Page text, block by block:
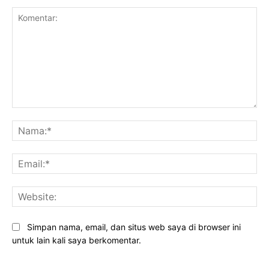
Simpan nama, email, dan situs web saya di browser ini
untuk lain kali saya berkomentar.